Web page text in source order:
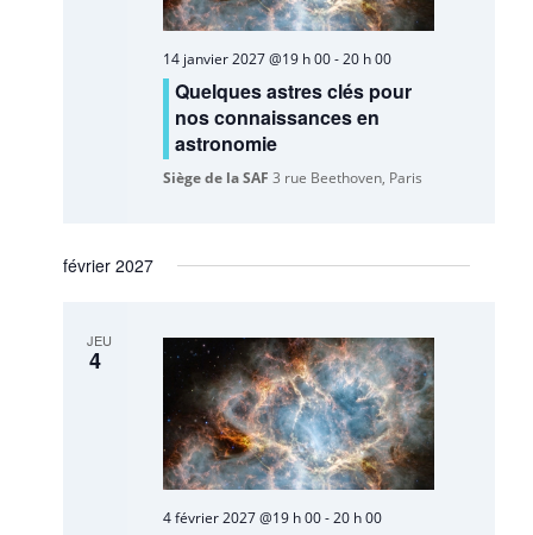
14 janvier 2027 @19 h 00-20 h 00
Quelques astres clés pour
nos connaissances en
astronomie
Siège de la SAF3 rue Beethoven, Paris
février 2027
JEU
4
4 février 2027 @19 h 00-20 h 00